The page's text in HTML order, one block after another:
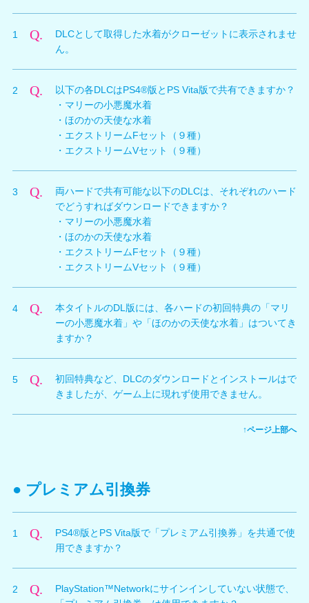
ください。
は継続してプレイできます。
ラダイス）でも、未購入のキャラクターは（セーブデータが
存在しても）選択できません。
1 Q.
DLCとして取得した水着がクローゼットに表示されませ
ん。
れるため、クローゼットには表示されません。
2 Q.
以下の各DLCはPS4®版とPS Vita版で共有できますか？
・マリーの小悪魔水着
・ほのかの天使な水着
・エクストリームFセット（９種）
・エクストリームVセット（９種）
可能です。
※ご利用方法については下記3を参照ください。
※左記4種以外のDLCにも両ハードで共有可能な場合があり
ます。詳しくはPlayStation®Storeの商品説明画面をご確認く
3 Q.
両ハードで共有可能な以下のDLCは、それぞれのハード
でどうすればダウンロードできますか？
・マリーの小悪魔水着
・ほのかの天使な水着
・エクストリームFセット（９種）
・エクストリームVセット（９種）
を入力していただければ、もう一方のハードでは、プロ
ダクトコードの入力は必要ありません。
PlayStation®Storeを起動して、PS4®の場合は「ライブ
4 Q.
本タイトルのDL版には、各ハードの初回特典の「マリ
ーの小悪魔水着」や「ほのかの天使な水着」はついてき
ますか？
特典（PS4®版では「マリーの小悪魔水着」、PS Vita版
では「ほのかの天使な水着」）と同じDLCが、本タイト
のDLCもダウンロードされますのでご確認ください。
さい。
5 Q.
初回特典など、DLCのダウンロードとインストールはで
きましたが、ゲーム上に現れず使用できません。
インストールしたコンテンツをゲーム中で使用できるよ
↑ページ上部へ
● プレミアム引換券
1 Q.
PS4®版とPS Vita版で「プレミアム引換券」を共通で使
用できますか？
ミアム引換券」の所持している枚数は、PS4®版とPS
2 Q.
PlayStation™Networkにサインインしていない状態で、